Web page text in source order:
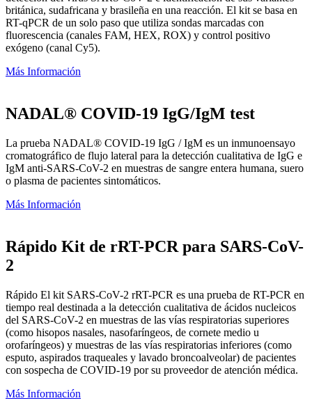
británica, sudafricana y brasileña en una reacción. El kit se basa en
RT-qPCR de un solo paso que utiliza sondas marcadas con
fluorescencia (canales FAM, HEX, ROX) y control positivo
exógeno (canal Cy5).
Más Información
NADAL® COVID-19 IgG/IgM test
La prueba NADAL® COVID-19 IgG / IgM es un inmunoensayo
cromatográfico de flujo lateral para la detección cualitativa de IgG e
IgM anti-SARS-CoV-2 en muestras de sangre entera humana, suero
o plasma de pacientes sintomáticos.
Más Información
Rápido Kit de rRT-PCR para SARS-CoV-
2
Rápido El kit SARS-CoV-2 rRT-PCR es una prueba de RT-PCR en
tiempo real destinada a la detección cualitativa de ácidos nucleicos
del SARS-CoV-2 en muestras de las vías respiratorias superiores
(como hisopos nasales, nasofaríngeos, de cornete medio u
orofaríngeos) y muestras de las vías respiratorias inferiores (como
esputo, aspirados traqueales y lavado broncoalveolar) de pacientes
con sospecha de COVID-19 por su proveedor de atención médica.
Más Información